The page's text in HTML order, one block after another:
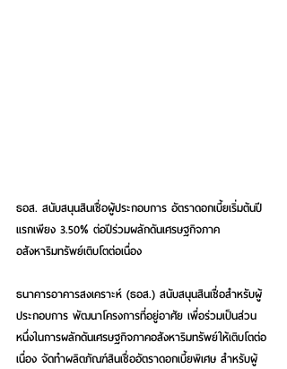
ธอส. สนับสนุนสินเชื่อผู้ประกอบการ อัตราดอกเบี้ยเริ่มต้นปี
แรกเพียง 3.50% ต่อปีร่วมผลักดันเศรษฐกิจภาค
อสังหาริมทรัพย์เติบโตต่อเนื่อง
ธนาคารอาคารสงเคราะห์ (ธอส.) สนับสนุนสินเชื่อสำหรับผู้
ประกอบการ พัฒนาโครงการที่อยู่อาศัย เพื่อร่วมเป็นส่วน
หนึ่งในการผลักดันเศรษฐกิจภาคอสังหาริมทรัพย์ให้เติบโตต่อ
เนื่อง จัดทำผลิตภัณฑ์สินเชื่ออัตราดอกเบี้ยพิเศษ สำหรับผู้